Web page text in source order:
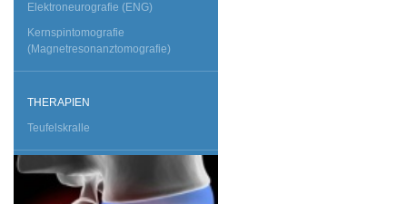
Elektroneurografie (ENG)
Kernspintomografie
(Magnetresonanztomografie)
THERAPIEN
Teufelskralle